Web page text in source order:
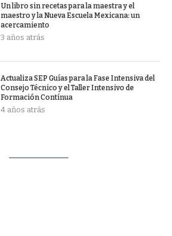
Un libro sin recetas para la maestra y el
maestro y la Nueva Escuela Mexicana: un
acercamiento
3 años atrás
Actualiza SEP Guías para la Fase Intensiva del
Consejo Técnico y el Taller Intensivo de
Formación Contínua
4 años atrás